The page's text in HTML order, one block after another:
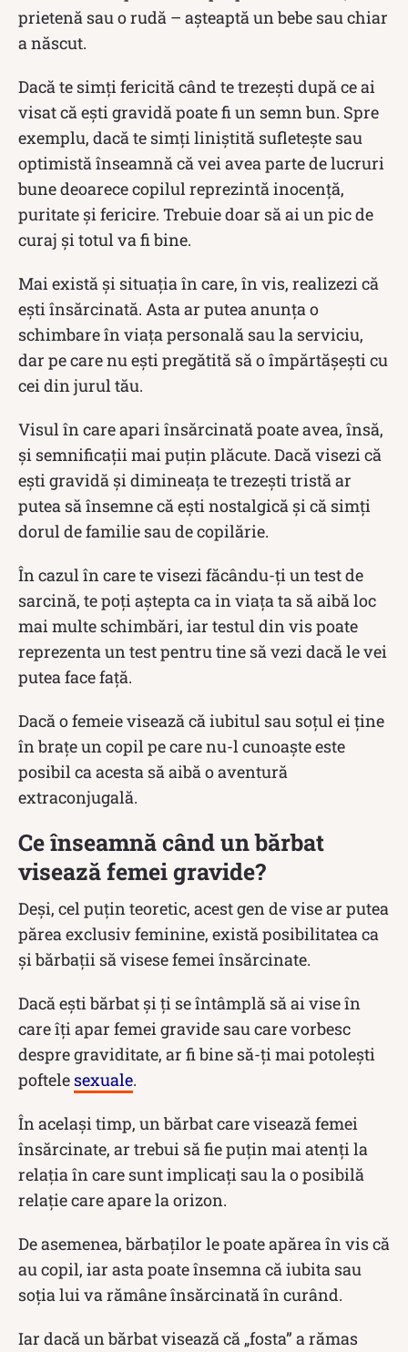
prietenă sau o rudă – așteaptă un bebe sau chiar
a născut.
Dacă te simți fericită când te trezești după ce ai
visat că ești gravidă poate fi un semn bun. Spre
exemplu, dacă te simți liniștită sufletește sau
optimistă înseamnă că vei avea parte de lucruri
bune deoarece copilul reprezintă inocență,
puritate și fericire. Trebuie doar să ai un pic de
curaj și totul va fi bine.
Mai există și situația în care, în vis, realizezi că
ești însărcinată. Asta ar putea anunța o
schimbare în viața personală sau la serviciu,
dar pe care nu ești pregătită să o împărtășești cu
cei din jurul tău.
Visul în care apari însărcinată poate avea, însă,
și semnificații mai puțin plăcute. Dacă visezi că
ești gravidă și dimineața te trezești tristă ar
putea să însemne că ești nostalgică și că simți
dorul de familie sau de copilărie.
În cazul în care te visezi făcându-ți un test de
sarcină, te poți aștepta ca in viața ta să aibă loc
mai multe schimbări, iar testul din vis poate
reprezenta un test pentru tine să vezi dacă le vei
putea face față.
Dacă o femeie visează că iubitul sau soţul ei ține
în braţe un copil pe care nu-l cunoaşte este
posibil ca acesta să aibă o aventură
extraconjugală.
Ce înseamnă când un bărbat
visează femei gravide?
Deși, cel puțin teoretic, acest gen de vise ar putea
părea exclusiv feminine, există posibilitatea ca
și bărbații să visese femei însărcinate.
Dacă ești bărbat și ți se întâmplă să ai vise în
care îți apar femei gravide sau care vorbesc
despre graviditate, ar fi bine să-ți mai potolești
poftele sexuale.
În același timp, un bărbat care visează femei
însărcinate, ar trebui să fie puțin mai atenți la
relația în care sunt implicați sau la o posibilă
relație care apare la orizon.
De asemenea, bărbaților le poate apărea în vis că
au copil, iar asta poate însemna că iubita sau
soţia lui va rămâne însărcinată în curând.
Iar dacă un bărbat visează că „fosta” a rămas